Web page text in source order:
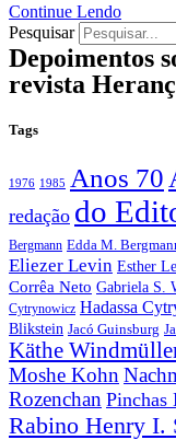
Continue Lendo
Pesquisar
Depoimentos
revista
Tags
1976 1985 Anos 70
redação do
Bergmann Edda M.
Eliezer Levin Esther
Corrêa Neto Gabriela S.
Cytrynowicz Hadassa
Blikstein Jacó Guinsburg
Käthe
Moshe Kohn
Rozenchan Pinchas
Rabino Henry I.